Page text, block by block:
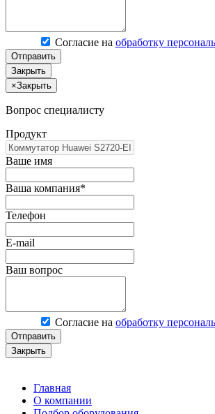
Согласие на обработку
Отправить
Закрыть
×Закрыть
Вопрос специалисту
Продукт
Ваше имя
Ваша компания*
Телефон
E-mail
Ваш вопрос
Согласие на обработку
Отправить
Закрыть
Главная
О компании